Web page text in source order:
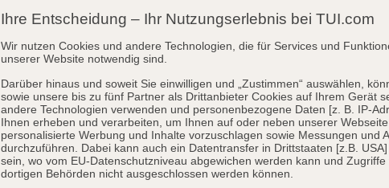
Ihre Entscheidung – Ihr Nutzungserlebnis bei TUI.com
Wir nutzen Cookies und andere Technologien, die für Services und
unserer Website notwendig sind.
Darüber hinaus und soweit Sie einwilligen und „Zustimmen“ auswählen,
sowie unsere bis zu fünf Partner als Drittanbieter Cookies auf Ihrem Gerät
andere Technologien verwenden und personenbezogene Daten [z. B. IP-
Ihnen erheben und verarbeiten, um Ihnen auf oder neben unserer Webseite
personalisierte Werbung und Inhalte vorzuschlagen sowie Messungen und
durchzuführen. Dabei kann auch ein Datentransfer in Drittstaaten [z.B.
sein, wo vom EU-Datenschutzniveau abgewichen werden kann und Zugriffe
dortigen Behörden nicht ausgeschlossen werden können.